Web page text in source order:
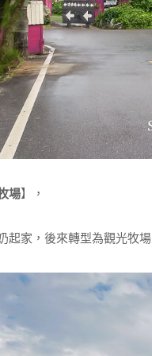
場】，
起家，後來轉型為觀光牧